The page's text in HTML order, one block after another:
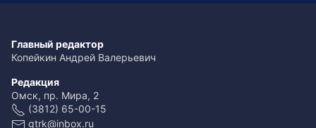
Главный редактор
Копейкин Андрей Валерьевич
Редакция
Омск, пр. Мира, 2
(3812) 65-00-15
gtrk@inbox.ru